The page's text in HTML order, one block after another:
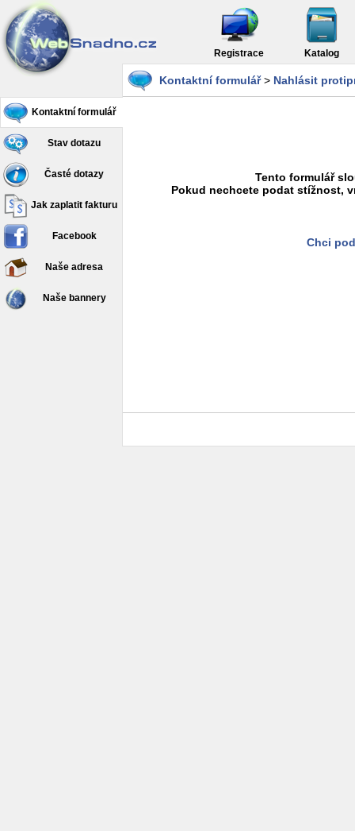
Registrace Katalog
Kontaktní formulář
Stav dotazu
Časté dotazy
Jak zaplatit fakturu
Facebook
Naše adresa
Naše bannery
Kontaktní formulář> Nahlásit
Tento formulář
Pokud nechcete podat stížnost,
Chci